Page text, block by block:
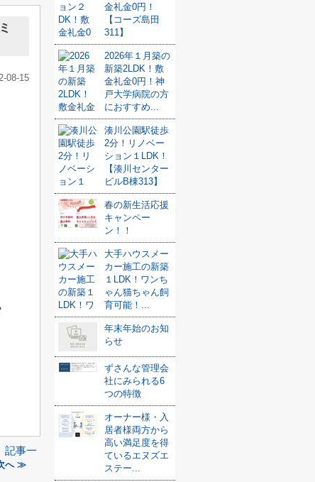
08-15
記事一
へ ≫
金礼金0円！
【コーズ島田
311】
2026年１月築の
新築2LDK！敷
金礼金0円！神
戸大学病院の方
におすすめ...
湊川公園駅徒歩
2分！リノベー
ション１LDK！
【湊川センター
ビルB棟313】
春の新生活応援
キャンペー
ン！！
大手ハウスメー
カー施工の新築
１LDK！ワンち
ゃん猫ちゃん飼
育可能！...
年末年始のお知
らせ
ずさんな管理会
社にみられる6
つの特徴
オーナー様・入
居者様両方から
高い満足度を得
ているエヌズエ
ステー...